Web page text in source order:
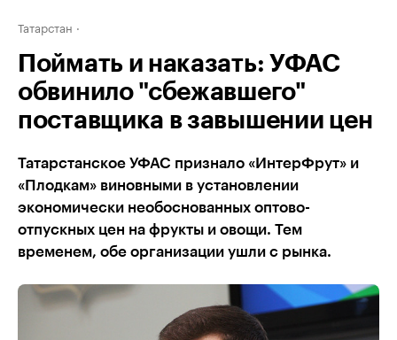
Татарстан
Поймать и наказать: УФАС
обвинило "сбежавшего"
поставщика в завышении цен
Татарстанское УФАС признало «ИнтерФрут» и
«Плодкам» виновными в установлении
экономически необоснованных оптово-
отпускных цен на фрукты и овощи. Тем
временем, обе организации ушли с рынка.